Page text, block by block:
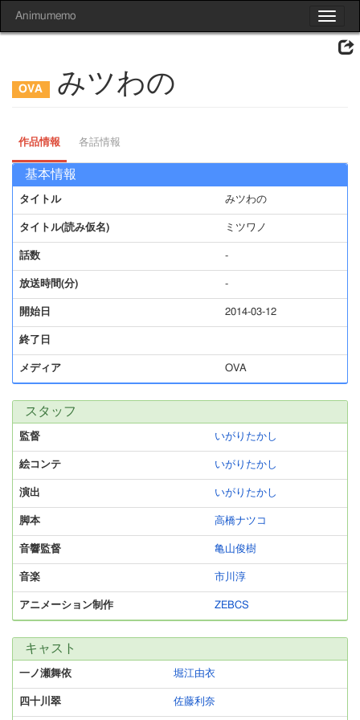
Toggle
Animumemo
みツわの
作品情報 各話情報
基本情報
タイトル みツわの
タイトル(読み仮名) ミツワノ
話数 -
放送時間(分) -
開始日 2014-03-12
終了日
メディア OVA
スタッフ
監督 いがりたかし
絵コンテ いがりたかし
演出 いがりたかし
脚本 高橋ナツコ
音響監督 亀山俊樹
音楽 市川淳
アニメーション制作 ZEBCS
キャスト
一ノ瀬舞依 堀江由衣
四十川翠 佐藤利奈